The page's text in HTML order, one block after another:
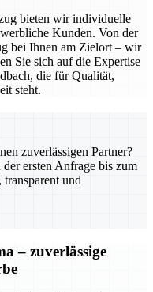
bieten wir individuelle
Kunden. Von der
bei Ihnen am Zielort – wir
Sie sich auf die Expertise
die für Qualität,
steht.
zuverlässigen Partner?
ersten Anfrage bis zum
und
– zuverlässige